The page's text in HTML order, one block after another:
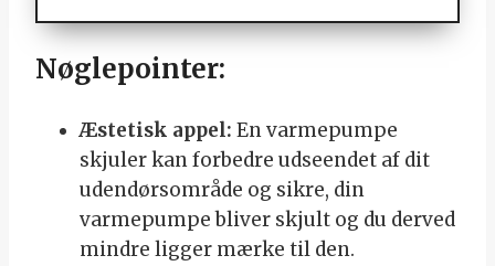
Nøglepointer:
Æstetisk appel: En varmepumpe
skjuler kan forbedre udseendet af dit
udendørsområde og sikre, din
varmepumpe bliver skjult og du derved
mindre ligger mærke til den.